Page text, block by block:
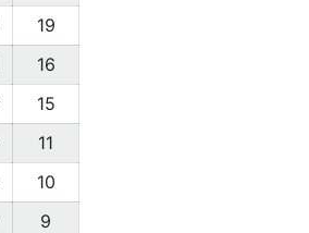
19
16
15
11
10
9